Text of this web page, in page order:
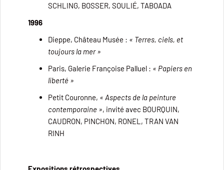
SCHLING, BOSSER, SOULIÉ, TABOADA
1996
Dieppe, Château Musée : « Terres, ciels, et
toujours la mer »
Paris, Galerie Françoise Palluel : « Papiers en
liberté »
Petit Couronne, « Aspects de la peinture
contemporaine », invité avec BOURQUIN,
CAUDRON, PINCHON, RONEL, TRAN VAN
RINH